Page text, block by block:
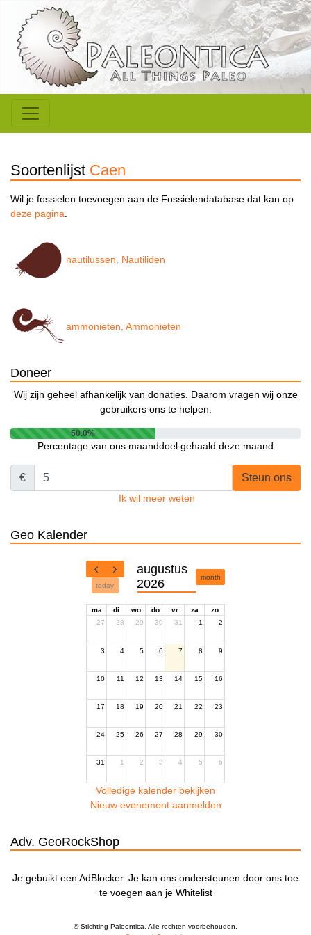
Soortenlijst Caen
Wil je fossielen toevoegen aan de Fossielendatabase dat kan op
deze pagina.
nautilussen, Nautiliden
ammonieten, Ammonieten
Doneer
Wij zijn geheel afhankelijk van donaties. Daarom vragen wij onze
gebruikers ons te helpen.
50.0%
Percentage van ons maanddoel gehaald deze maand
€ Steun ons
Ik wil meer weten
Geo Kalender
today
augustus
2026
month
ma di wo do vr za
zo
27
28 29 30 31 1 2
3 4 5 6 7 8 9
10 11 12 13 14 15 16
17 18 19 20 21 22 23
24 25 26 27 28 29 30
31 1 2 3 4 5 6
Volledige kalender bekijken
Nieuw evenement aanmelden
Adv. GeoRockShop
Je gebuikt een AdBlocker. Je kan ons ondersteunen door ons toe
te voegen aan je Whitelist
© Stichting Paleontica. Alle rechten voorbehouden.